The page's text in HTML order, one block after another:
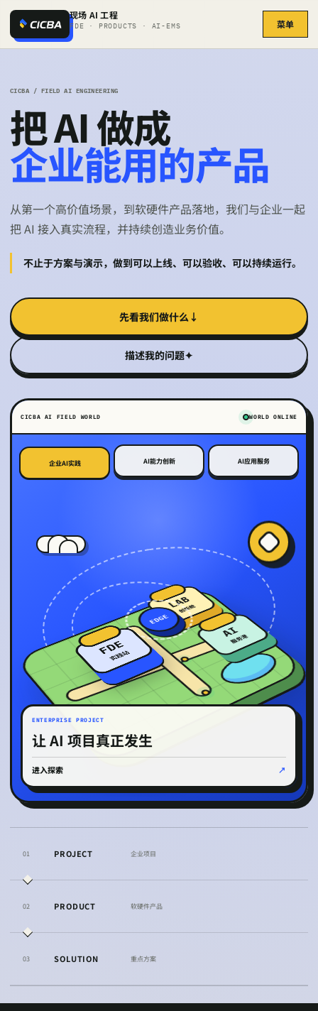
现场 AI 工程
FDE · PRODUCTS · AI-EMS 菜单
CICBA / FIELD AI ENGINEERING
把 AI 做成
企业能用的产品
从第一个高价值场景，到软硬件产品落地，我们与企业一起
把 AI 接入真实流程，并持续创造业务价值。
不止于方案与演示，做到可以上线、可以验收、可以持续运行。
先看我们做什么 ↓
描述我的问题✦
CICBA AI FIELD WORLD WORLD ONLINE
企业AI实践 AI能力创新 AI应用服务
FDE
实践站
LAB
创新舱
AI
服务港
EDGE
ENTERPRISE PROJECT
让 AI 项目真正发生
进入探索 ↗
01 PROJECT 企业项目
02 PRODUCT 软硬件产品
03 SOLUTION 重点方案